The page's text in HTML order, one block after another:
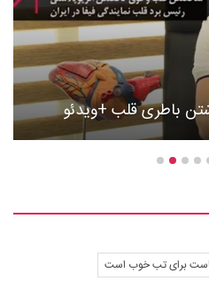
باطری قلب +ویدئو
برای تب خوب است